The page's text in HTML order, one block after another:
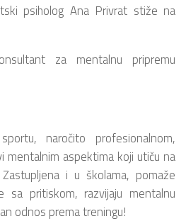
psiholog Ana Privrat stiže na
za mentalnu pripremu
naročito profesionalnom,
mentalnim aspektima koji utiču na
i u školama, pomaže
pritiskom, razvijaju mentalnu
odnos prema treningu!